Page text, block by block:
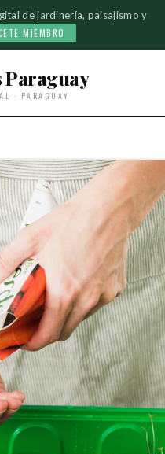
de jardinería, paisajismo y
MIEMBRO
Paraguay
· PARAGUAY